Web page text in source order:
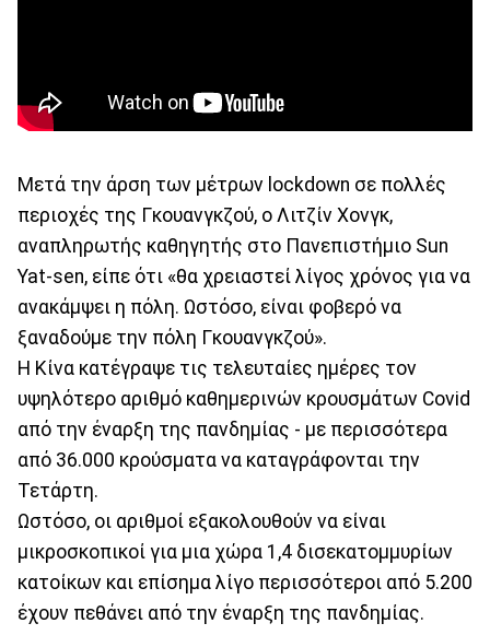
Μετά την άρση των μέτρων lockdown σε πολλές
περιοχές της Γκουανγκζού, ο Λιτζίν Χονγκ,
αναπληρωτής καθηγητής στο Πανεπιστήμιο Sun
Yat-sen, είπε ότι «θα χρειαστεί λίγος χρόνος για να
ανακάμψει η πόλη. Ωστόσο, είναι φοβερό να
ξαναδούμε την πόλη Γκουανγκζού».
Η Κίνα κατέγραψε τις τελευταίες ημέρες τον
υψηλότερο αριθμό καθημερινών κρουσμάτων Covid
από την έναρξη της πανδημίας - με περισσότερα
από 36.000 κρούσματα να καταγράφονται την
Τετάρτη.
Ωστόσο, οι αριθμοί εξακολουθούν να είναι
μικροσκοπικοί για μια χώρα 1,4 δισεκατομμυρίων
κατοίκων και επίσημα λίγο περισσότεροι από 5.200
έχουν πεθάνει από την έναρξη της πανδημίας.